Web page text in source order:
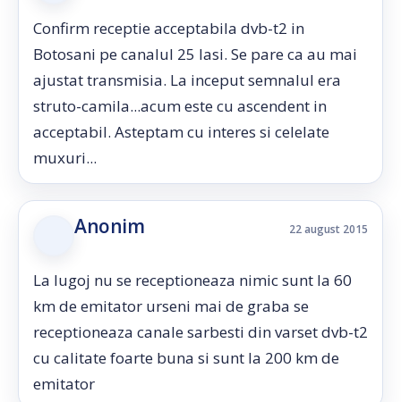
Confirm receptie acceptabila dvb-t2 in
Botosani pe canalul 25 Iasi. Se pare ca au mai
ajustat transmisia. La inceput semnalul era
struto-camila...acum este cu ascendent in
acceptabil. Asteptam cu interes si celelate
muxuri...
Anonim 22 august 2015
La lugoj nu se receptioneaza nimic sunt la 60
km de emitator urseni mai de graba se
receptioneaza canale sarbesti din varset dvb-t2
cu calitate foarte buna si sunt la 200 km de
emitator